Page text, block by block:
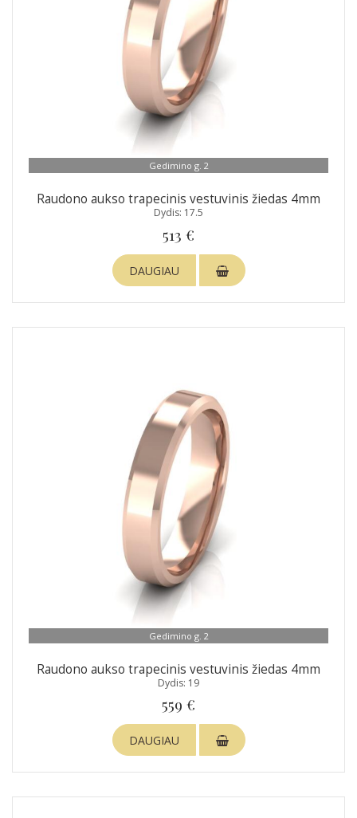
Gedimino g. 2
Raudono aukso trapecinis vestuvinis žiedas 4mm
Dydis: 17.5
513 €
DAUGIAU
Gedimino g. 2
Raudono aukso trapecinis vestuvinis žiedas 4mm
Dydis: 19
559 €
DAUGIAU